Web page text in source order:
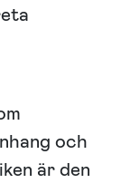
och
är den